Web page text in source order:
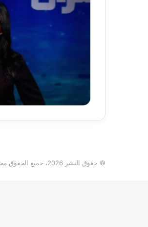
© حقوق النشر 2026، جميع الحقوق محفوظة |